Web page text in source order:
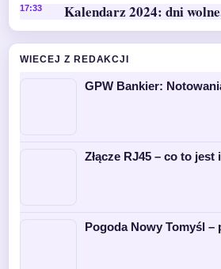
17:33 Kalendarz 2024: dni
WIECEJ Z REDAKCJI
GPW Bankier:
Złącze RJ45 – co to
Pogoda Nowy Tomyśl –